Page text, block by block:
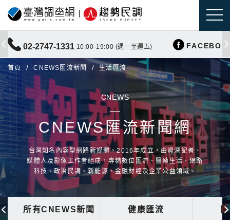
02-2747-1331 10:00-19:00 (週一至週五)
首頁 CNEWS匯流新聞 生活匯流
CNEWS
CNEWS匯流新聞網
台灣知名內容型網路新媒體，2016年成立，由資深記者、
媒體人及影像工作者組成，專精數位匯流、醫藥生活、網路
科技、政治民調、新能源、金融財經及企業公益領域。
所有CNEWS新聞 健康匯流